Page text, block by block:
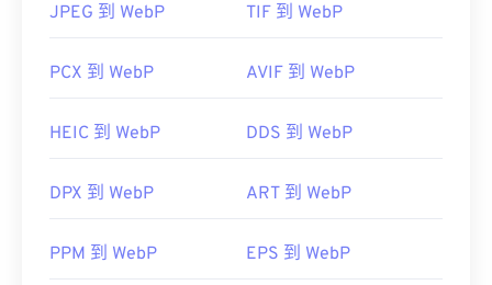
JPEG 到 WebP TIF 到 WebP
PCX 到 WebP AVIF 到 WebP
HEIC 到 WebP DDS 到 WebP
DPX 到 WebP ART 到 WebP
PPM 到 WebP EPS 到 WebP